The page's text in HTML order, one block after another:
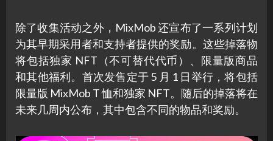
除了收集活动之外，MixMob 还宣布了一系列计划
为其早期采用者和支持者提供的奖励。这些掉落物
将包括独家 NFT（不可替代代币）、限量版商品
和其他福利。首次发售定于 5 月 1 日举行，将包括
限量版 MixMob T 恤和独家 NFT。随后的掉落将在
未来几周内公布，其中包含不同的物品和奖励。